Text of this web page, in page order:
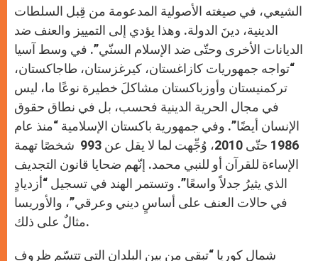
الشيعي، في صيغته الأصولية المدعومة من قِبل السلطات
الدينية، دينَ الدولة. وهذا يؤدي إلى التمييز والعنف ضد
الديانات الأخرى وحتّى ضد الإسلام السنّي”. في وسط آسيا
“تواجه جمهوريات كازاغستان، كيرغزستان، طاجاكستان،
تركمنيستان وأوزباكستان مشاكلَ خطيرة نوعًا ما، ليس
في مجال الحرية الدينية فحسب، بل في نطاق حقوق
الإنسان أيضًا”. وفي جمهورية باكستان الإسلامية “منذ عام
1986 حتّى 2010، وُجِّهت لما لا يقل عن 993 شخصًا تهمة
الإساءة للقرآن أو للنبي محمد. إنّهم ضحايا قانون التجديف
الذي يثيرُ جدلاً واسعًا”. وتستمر الهند في تسجيل “أزديادٍ
في حالات العنف على أساسٍ ديني وعرقي”، والأوريسا
مثالٌ على ذلك.
شمال كوريا “تبقى من بين البلدان التي تتسّم ظروف